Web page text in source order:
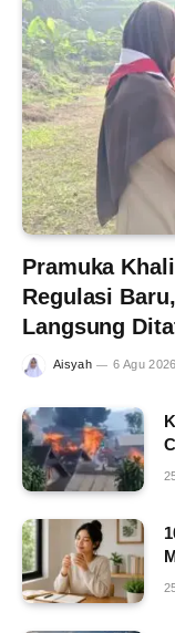
Pramuka
Regulasi
Langsung
Aisyah 6 Agu 2026